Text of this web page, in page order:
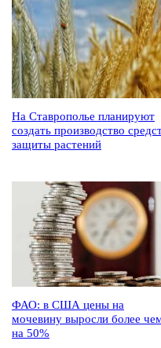
На Ставрополье планируют
создать производство
защиты растений
ФАО: в США цены на
мочевину выросли более
на 50%